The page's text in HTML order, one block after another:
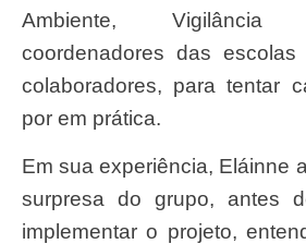
Ambiente, Vigilância
coordenadores das
colaboradores, para tentar
por em prática.
Em sua experiência, Eláinne afirma que, para a
surpresa do grupo, antes
implementar o projeto,